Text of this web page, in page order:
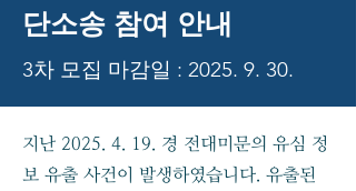
단소송 참여 안내
3차 모집 마감일 : 2025. 9. 30.
지난 2025. 4. 19. 경 전대미문의 유심 정
보 유출 사건이 발생하였습니다. 유출된